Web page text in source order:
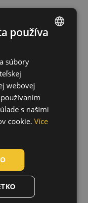
30 °C
CZECH
SLOVAK
ROMANIAN
LATVIAN
SPANISH
používa
súbory
webovej
s našimi
cookie. Více